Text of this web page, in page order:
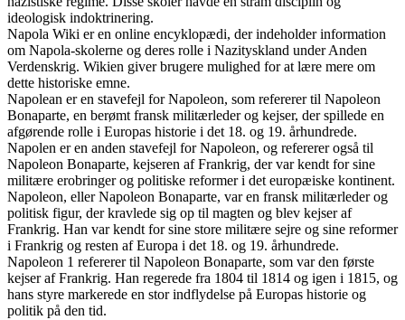
ideologisk indoktrinering.
Napola Wiki er en online encyklopædi, der indeholder information
om Napola-skolerne og deres rolle i Nazityskland under Anden
Verdenskrig. Wikien giver brugere mulighed for at lære mere om
dette historiske emne.
Napolean er en stavefejl for Napoleon, som refererer til Napoleon
Bonaparte, en berømt fransk militærleder og kejser, der spillede en
afgørende rolle i Europas historie i det 18. og 19. århundrede.
Napolen er en anden stavefejl for Napoleon, og refererer også til
Napoleon Bonaparte, kejseren af Frankrig, der var kendt for sine
militære erobringer og politiske reformer i det europæiske kontinent.
Napoleon, eller Napoleon Bonaparte, var en fransk militærleder og
politisk figur, der kravlede sig op til magten og blev kejser af
Frankrig. Han var kendt for sine store militære sejre og sine reformer
i Frankrig og resten af Europa i det 18. og 19. århundrede.
Napoleon 1 refererer til Napoleon Bonaparte, som var den første
kejser af Frankrig. Han regerede fra 1804 til 1814 og igen i 1815, og
hans styre markerede en stor indflydelse på Europas historie og
politik på den tid.